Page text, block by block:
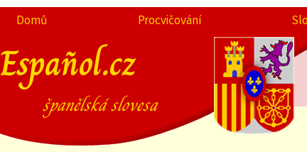
Domů Procvičování
Español.cz
španělská slovesa